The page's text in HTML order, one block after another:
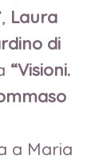
Laura
di
“Visioni.
a Maria